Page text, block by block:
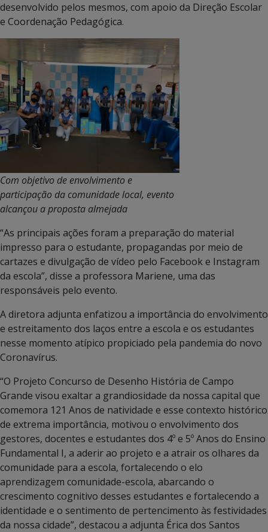
desenvolvido pelos mesmos, com apoio da Direção Escolar
e Coordenação Pedagógica.
Com objetivo de envolvimento e
participação da comunidade local, evento
alcançou a proposta almejada
“As principais ações foram a preparação do material
impresso para o estudante, propagandas por meio de
cartazes e divulgação de vídeo pelo Facebook e Instagram
da escola”, disse a professora Mariene, uma das
responsáveis pelo evento.
A diretora adjunta enfatizou a importância do envolvimento
e estreitamento dos laços entre a escola e os estudantes
nesse momento atípico propiciado pela pandemia do novo
Coronavírus.
“O Projeto Concurso de Desenho História de Campo
Grande visou exaltar a grandiosidade da nossa capital que
comemora 121 Anos de natividade e esse contexto histórico
de extrema importância, motivou o envolvimento dos
gestores, docentes e estudantes dos 4º e 5º Anos do Ensino
Fundamental I, a aderir ao projeto e a atrair os olhares da
comunidade para a escola, fortalecendo o elo
aprendizagem comunidade-escola, abarcando o
crescimento cognitivo desses estudantes e fortalecendo a
identidade e o sentimento de pertencimento às festividades
da nossa cidade”, destacou a adjunta Érica dos Santos